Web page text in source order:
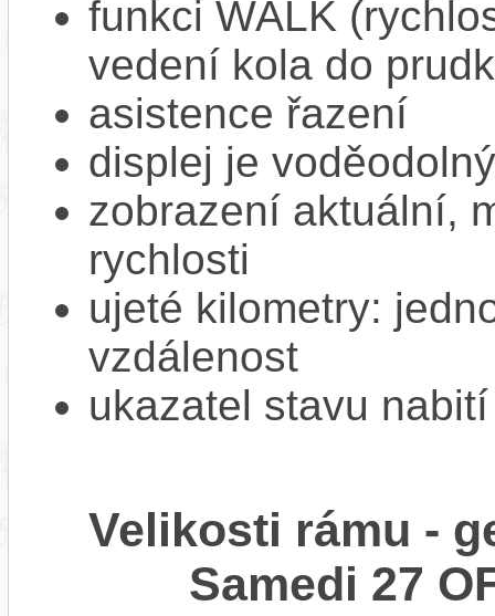
funkci WALK
vedení kola do
asistence řazení
displej je voděodolný
zobrazení aktuální,
rychlosti
ujeté kilometry:
vzdálenost
ukazatel stavu
Velikosti rámu -
Samedi 27